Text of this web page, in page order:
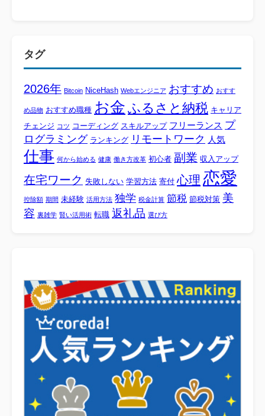
タグ
2026年 Bitcoin NiceHash Webエンジニア おすすめ おすす
め品物 おすすめ職種 お金 ふるさと納税 キャリア
チェンジ コツ コーディング スキルアップ フリーランス プ
ログラミング ランキング リモートワーク 人気
仕事 何から始める 健康 働き方改革 初心者 副業 収入アップ
在宅ワーク 失敗しない 学習方法 寄付 心理 恋愛
控除額 期間 未経験 活用方法 独学 税金計算 節税 節税対策 美
容 裏雑学 賢い活用術 転職 返礼品 選び方